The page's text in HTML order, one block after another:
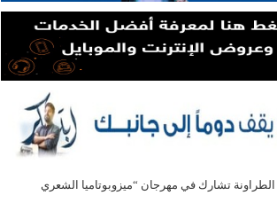
الطراونة تشارك في مهرجان “ميزوبوتاميا الشعري